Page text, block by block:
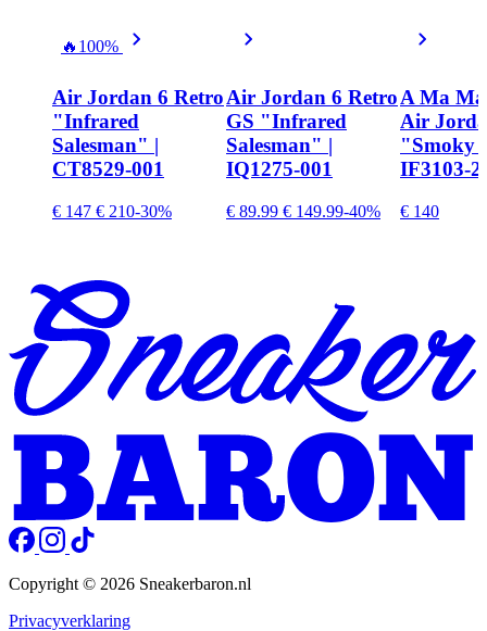
🔥 100%
Air Jordan 6 Retro
"Infrared
Salesman" |
CT8529-001
€ 147 € 210-30%
Air Jordan 6 Retro
GS "Infrared
Salesman" |
IQ1275-001
€ 89.99 € 149.99-40%
A Ma
Air
"Smoky
IF3103-
€ 140
Copyright © 2026 Sneakerbaron.nl
Privacyverklaring